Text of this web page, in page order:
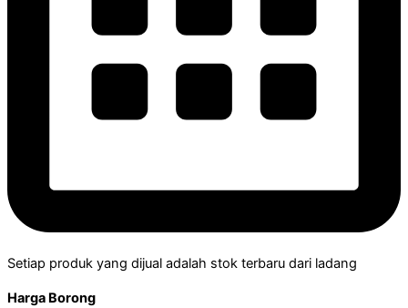
Setiap produk yang dijual adalah stok terbaru dari ladang
Harga Borong